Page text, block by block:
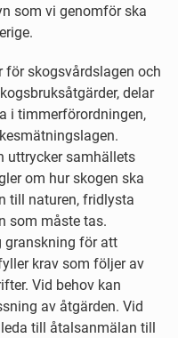
som vi genomför ska
för skogsvårdslagen och
delar
i timmerförordningen,
uttrycker samhällets
om hur skogen ska
till naturen, fridlysta
som måste tas.
granskning för att
krav som följer av
Vid behov kan
av åtgärden. Vid
till åtalsanmälan till